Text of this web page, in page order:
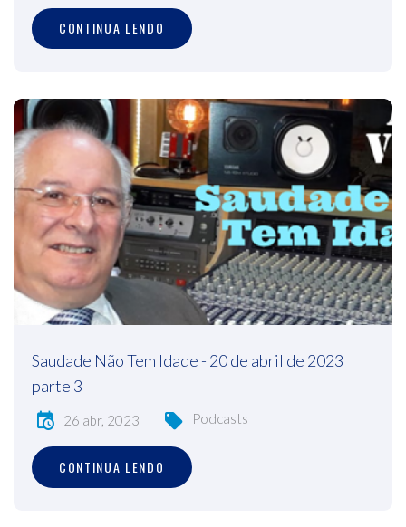
CONTINUA LENDO
Saudade Não Tem Idade - 20 de abril de 2023
parte 3
26 abr, 2023 Podcasts
CONTINUA LENDO